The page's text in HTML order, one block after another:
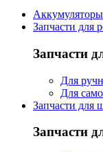
Запчасти для
Запчасти
Для
Для
Запчасти для
Запчасти